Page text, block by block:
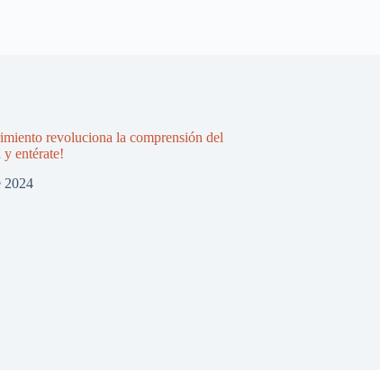
revoluciona la comprensión del
y entérate!
2024